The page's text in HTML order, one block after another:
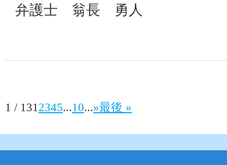
弁護士 翁長 勇人
1 / 1312345...10...»最後 »